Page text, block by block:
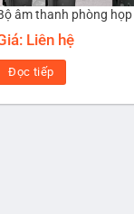
Liên hệ
Đọc tiếp